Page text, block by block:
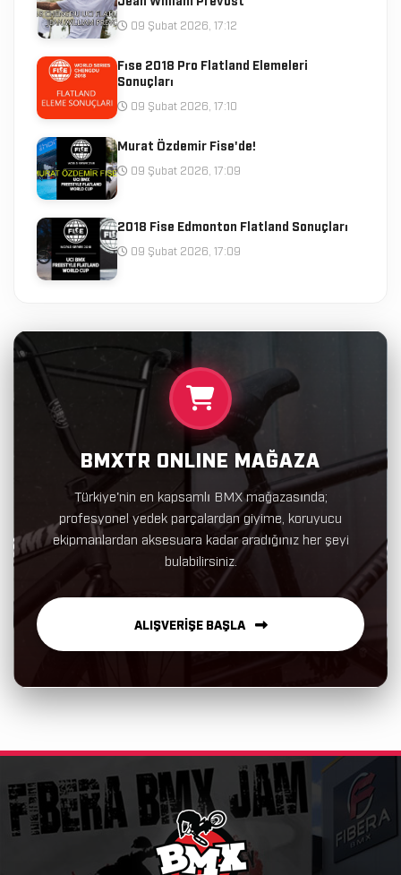
09 Şubat 2026, 17:12
Fıse 2018 Pro Flatland Elemeleri
Sonuçları
09 Şubat 2026, 17:10
Murat Özdemir Fise'de!
09 Şubat 2026, 17:09
2018 Fise Edmonton Flatland Sonuçları
09 Şubat 2026, 17:09
BMXTR ONLINE MAĞAZA
Türkiye'nin en kapsamlı BMX mağazasında;
profesyonel yedek parçalardan giyime, koruyucu
ekipmanlardan aksesuara kadar aradığınız her şeyi
bulabilirsiniz.
ALIŞVERİŞE BAŞLA